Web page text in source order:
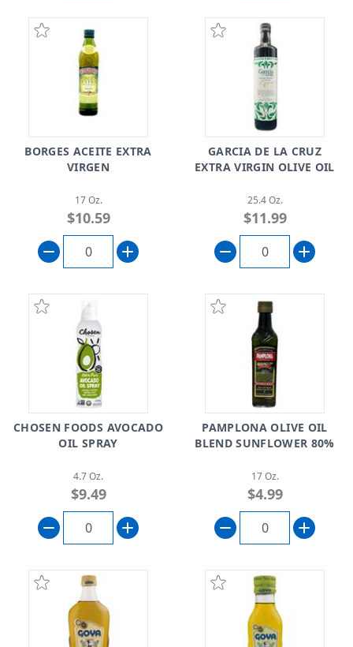
BORGES ACEITE EXTRA
VIRGEN
17 Oz.
$10.59
GARCIA DE LA CRUZ
EXTRA VIRGIN OLIVE OIL
25.4 Oz.
$11.99
CHOSEN FOODS AVOCADO
OIL SPRAY
4.7 Oz.
$9.49
PAMPLONA OLIVE OIL
BLEND SUNFLOWER 80%
17 Oz.
$4.99